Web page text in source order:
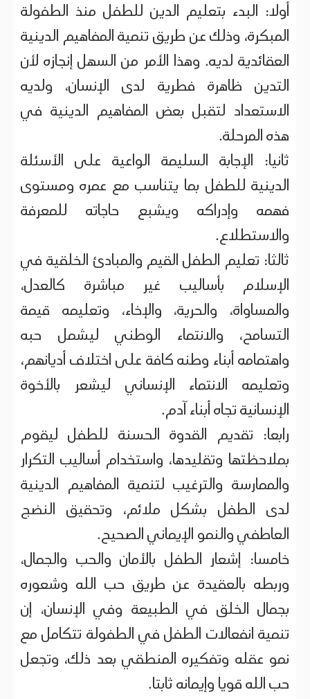
أولا: البدء بتعليم الدين للطفل منذ الطفولة
المبكرة، وذلك عن طريق تنمية المفاهيم الدينية
العقائدية لديه. وهذا الأمر من السهل إنجازه لأن
التدين ظاهرة فطرية لدى الإنسان، ولديه
الاستعداد لتقبل بعض المفاهيم الدينية في
هذه المرحلة.
ثانيا: الإجابة السليمة الواعية على الأسئلة
الدينية للطفل بما يتناسب مع عمره ومستوى
فهمه وإدراكه ويشبع حاجاته للمعرفة
والاستطلاع.
ثالثا: تعليم الطفل القيم والمبادئ الخلقية في
الإسلام بأساليب غير مباشرة كالعدل،
والمساواة، والحرية، والإخاء، وتعليمه قيمة
التسامح، والانتماء الوطني ليشمل حبه
واهتمامه أبناء وطنه كافة على اختلاف أديانهم،
وتعليمه الانتماء الإنساني ليشعر بالأخوة
الإنسانية تجاه أبناء آدم.
رابعا: تقديم القدوة الحسنة للطفل ليقوم
بملاحظتها وتقليدها، واستخدام أساليب التكرار
والممارسة والترغيب لتنمية المفاهيم الدينية
لدى الطفل بشكل ملائم، وتحقيق النضج
العاطفي والنمو الإيماني الصحيح.
خامسا: إشعار الطفل بالأمان والحب والجمال،
وربطه بالعقيدة عن طريق حب الله وشعوره
بجمال الخلق في الطبيعة وفي الإنسان، إن
تنمية انفعالات الطفل في الطفولة تتكامل مع
نمو عقله وتفكيره المنطقي بعد ذلك، وتجعل
حب الله قويا وإيمانه ثابتا.